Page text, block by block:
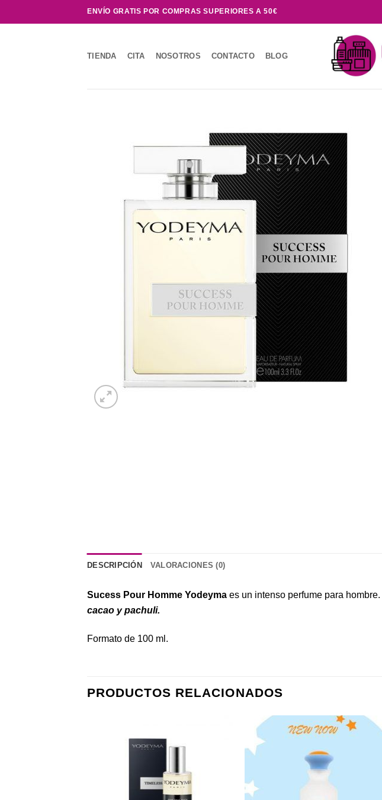
al
ENVÍO GRATIS POR COMPRAS SUPERIORES A 50€
TIENDA CITA NOSOTROS CONTACTO BLOG
DESCRIPCIÓN VALORACIONES (0)
Sucess Pour Homme Yodeyma es un intenso perfume para
cacao y pachuli.
Formato de 100 ml.
PRODUCTOS RELACIONADOS